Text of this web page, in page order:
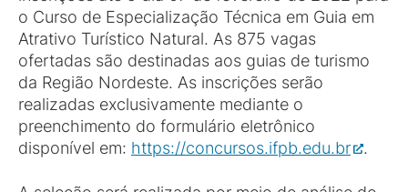
o Curso de Especialização Técnica em Guia em
Atrativo Turístico Natural. As 875 vagas
ofertadas são destinadas aos guias de turismo
da Região Nordeste. As inscrições serão
realizadas exclusivamente mediante o
preenchimento do formulário eletrônico
disponível em: https://concursos.ifpb.edu.br .